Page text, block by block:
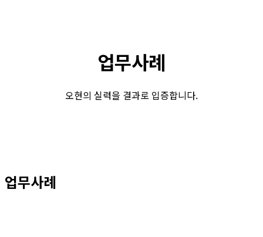
업무사례
오현의 실력을 결과로 입증합니다.
업무사례